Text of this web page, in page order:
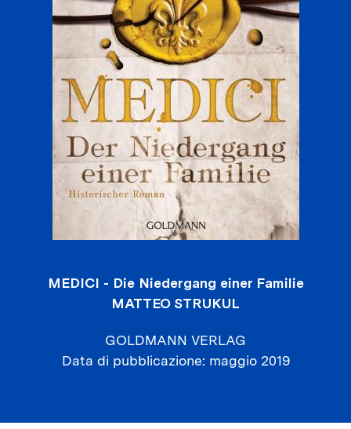
MEDICI - Die Niedergang einer Familie
MATTEO STRUKUL
GOLDMANN VERLAG
Data di pubblicazione maggio 2019